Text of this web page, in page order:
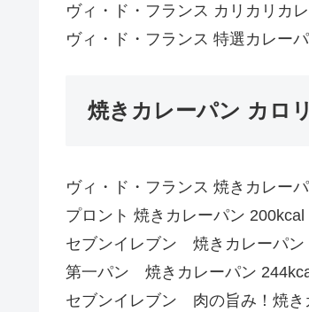
ヴィ・ド・フランス カリカリカ
ヴィ・ド・フランス 特選カレー
焼きカレーパン カロ
ヴィ・ド・フランス 焼きカレー
プロント 焼きカレーパン 200kcal
セブンイレブン 焼きカレーパン
第一パン 焼きカレーパン
セブンイレブン 肉の旨み！焼き